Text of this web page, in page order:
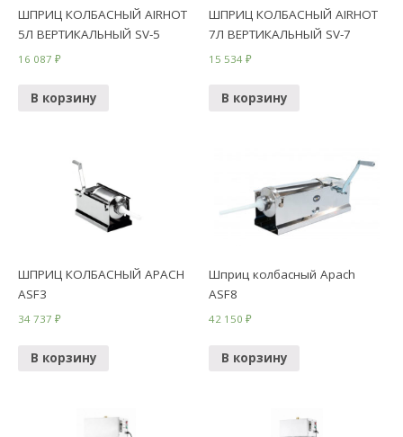
ШПРИЦ КОЛБАСНЫЙ AIRHOT
5Л ВЕРТИКАЛЬНЫЙ SV-5
16 087₽
В корзину
ШПРИЦ КОЛБАСНЫЙ AIRHOT
7Л ВЕРТИКАЛЬНЫЙ SV-7
15 534₽
В корзину
ШПРИЦ КОЛБАСНЫЙ APACH
ASF3
34 737₽
В корзину
Шприц колбасный Apach
ASF8
42 150₽
В корзину